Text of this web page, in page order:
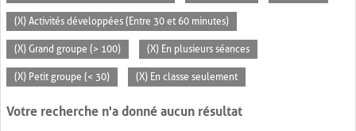
(X) Activités développées (Entre 30 et 60 minutes)
(X) Grand groupe (> 100) (X) En plusieurs séances
(X) Petit groupe (< 30) (X) En classe seulement
Votre recherche n'a donné aucun résultat